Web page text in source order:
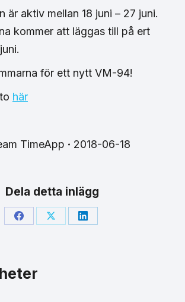
är aktiv mellan 18 juni – 27 juni.
kommer att läggas till på ert
för ett nytt VM-94!
här
TimeApp 2018-06-18
Dela detta inlägg
Share Share Share